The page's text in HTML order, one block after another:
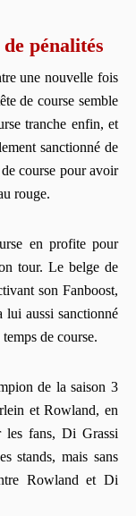
pénalités
une nouvelle fois
de course semble
tranche enfin, et
sanctionné de
course pour avoir
rouge.
en profite pour
tour. Le belge de
son Fanboost,
lui aussi sanctionné
de course.
de la saison 3
et Rowland, en
les fans, Di Grassi
stands, mais sans
Rowland et Di